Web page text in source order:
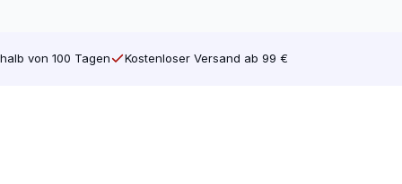
Vorwände, Verkleidungsschrauben,
von 100 Tagen Kostenloser Versand ab 99 €